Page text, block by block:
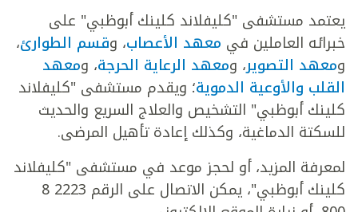
يعتمد مستشفى "كليفلاند كلينك أبوظبي" على
خبرائه العاملين في معهد الأعصاب، وقسم الطوارئ،
ومعهد التصوير، ومعهد الرعاية الحرجة، ومعهد
القلب والأوعية الدموية؛ ويقدم مستشفى "كليفلاند
كلينك أبوظبي" التشخيص والعلاج السريع والحديث
للسكتة الدماغية، وكذلك إعادة تأهيل المرضى.
لمعرفة المزيد، أو لحجز موعد في مستشفى "كليفلاند
كلينك أبوظبي"، يمكن الاتصال على الرقم 2223 8